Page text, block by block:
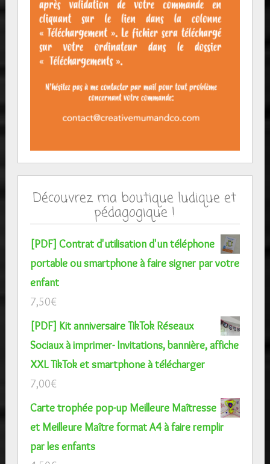
Découvrez ma boutique ludique et
pédagogique !
[PDF] Contrat d'utilisation d'un téléphone
portable ou smartphone à faire signer par votre
enfant
7,50€
[PDF] Kit anniversaire TikTok Réseaux
Sociaux à imprimer- Invitations, bannière, affiche
XXL TikTok et smartphone à télécharger
7,00€
Carte trophée pop-up Meilleure Maîtresse
et Meilleure Maître format A4 à faire remplir
par les enfants